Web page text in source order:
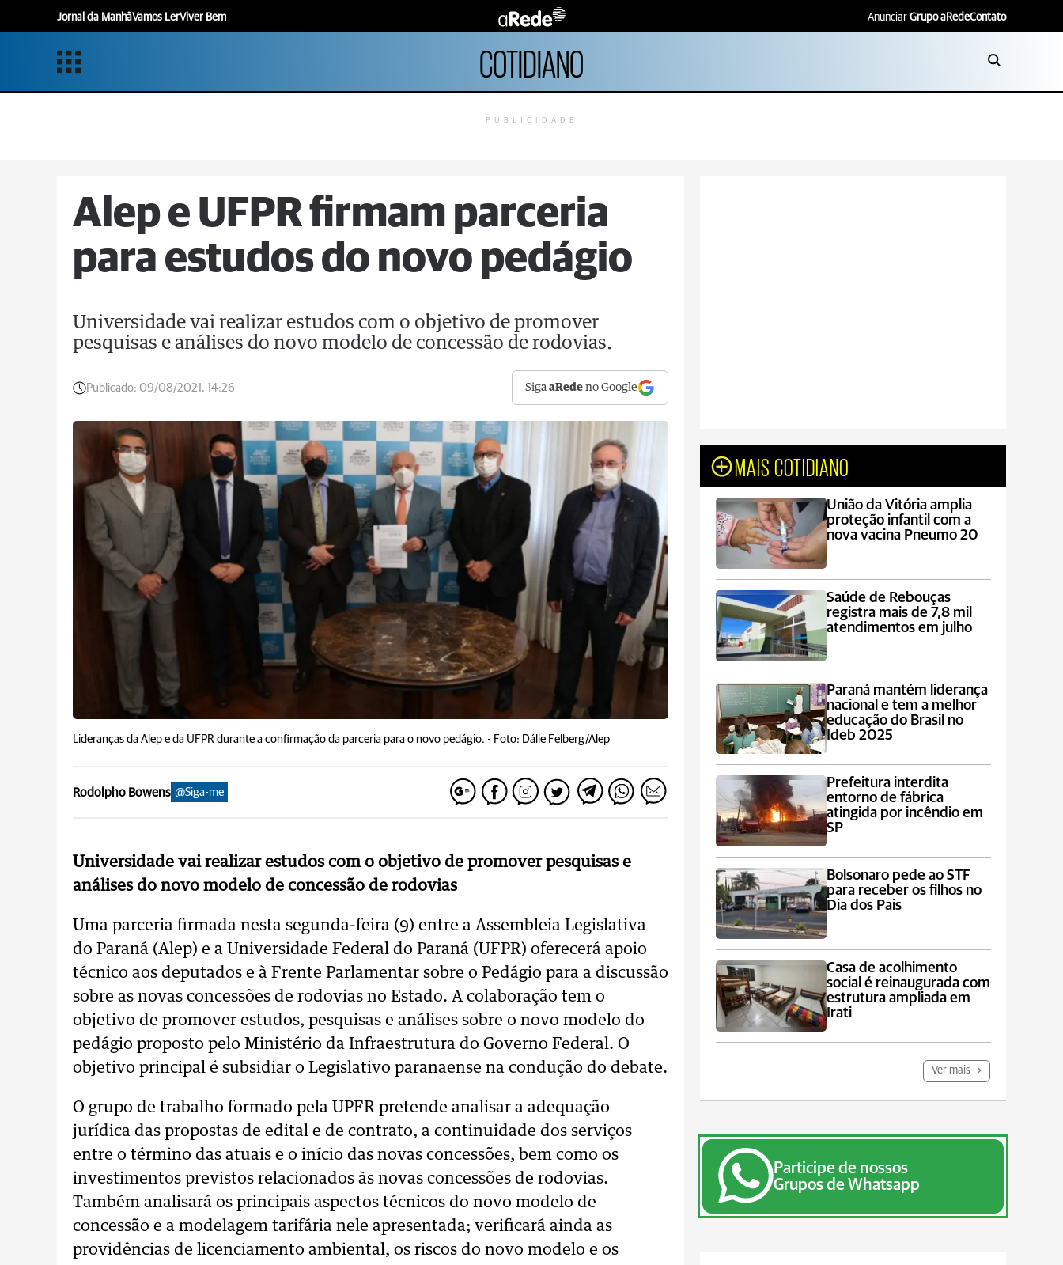
Jornal da ManhãVamos LerViver Bem Anunciar Grupo aRedeContato
COTIDIANO
PUBLICIDADE
Alep e UFPR firmam parceria
para estudos do novo pedágio
Universidade vai realizar estudos com o objetivo de promover
pesquisas e análises do novo modelo de concessão de rodovias.
Publicado: 09/08/2021, 14:26 SigaaRede no Google
Lideranças da Alep e da UFPR durante a confirmação da parceria para o novo pedágio. - Foto: Dálie Felberg/Alep
Rodolpho Bowens @Siga-me
Universidade vai realizar estudos com o objetivo de promover pesquisas e
análises do novo modelo de concessão de rodovias
Uma parceria firmada nesta segunda-feira (9) entre a Assembleia Legislativa
do Paraná (Alep) e a Universidade Federal do Paraná (UFPR) oferecerá apoio
técnico aos deputados e à Frente Parlamentar sobre o Pedágio para a discussão
sobre as novas concessões de rodovias no Estado. A colaboração tem o
objetivo de promover estudos, pesquisas e análises sobre o novo modelo do
pedágio proposto pelo Ministério da Infraestrutura do Governo Federal. O
objetivo principal é subsidiar o Legislativo paranaense na condução do debate.
O grupo de trabalho formado pela UPFR pretende analisar a adequação
jurídica das propostas de edital e de contrato, a continuidade dos serviços
entre o término das atuais e o início das novas concessões, bem como os
investimentos previstos relacionados às novas concessões de rodovias.
Também analisará os principais aspectos técnicos do novo modelo de
concessão e a modelagem tarifária nele apresentada; verificará ainda as
providências de licenciamento ambiental, os riscos do novo modelo e os
MAIS COTIDIANO
União da Vitória amplia
proteção infantil com a
nova vacina Pneumo 20
Saúde de Rebouças
registra mais de 7,8 mil
atendimentos em julho
Paraná mantém liderança
nacional e tem a melhor
educação do Brasil no
Ideb 2025
Prefeitura interdita
entorno de fábrica
atingida por incêndio em
SP
Bolsonaro pede ao STF
para receber os filhos no
Dia dos Pais
Casa de acolhimento
social é reinaugurada com
estrutura ampliada em
Irati
Ver mais
Participe de nossos
Grupos de Whatsapp